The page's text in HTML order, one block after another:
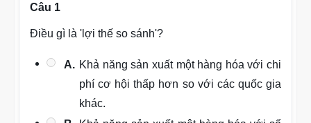
Câu 1
Điều gì là 'lợi thế so sánh'?
A. Khả năng sản xuất một hàng hóa với chi
phí cơ hội thấp hơn so với các quốc gia
khác.